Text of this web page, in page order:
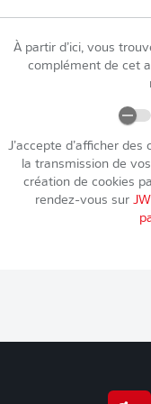
À partir d’ici, vous
complément de cet
J’accepte d’afficher
la transmission de
création de cookies
rendez-vous sur